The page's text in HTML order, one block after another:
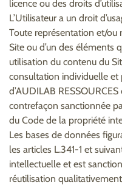
licence ou des droits
L’Utilisateur a un droit
Toute représentation et/
Site ou d’un des éléments
utilisation du contenu du
consultation individuelle et
d’AUDILAB
contrefaçon sanctionnée
du Code de la propriété
Les bases de données
les articles L.341-1 et
intellectuelle et est
réutilisation